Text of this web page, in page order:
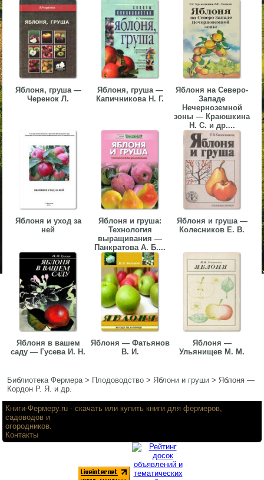
Яблоня, груша —
Черенок Л.
Яблоня, груша —
Капичникова Н. Г.
Яблоня на Северо-
Западе
Нечерноземной
зоны — Краюшкина
Н. С. и др....
Яблоня и уход за
ней
Яблоня и груша:
Технология
выращивания —
Панкратова А. Б....
Яблоня и груша —
Колесников Е. В.
Яблоня в вашем
саду — Гусева И. Н.
Яблоня — Фатьянов
В. И.
Яблоня —
Ульянищев М. М.
Библиотека Фермера> Плодоводство > Яблони и груши >Яблоня —
Кордон Р. Я. и др.
▼
Книги-Фермеру.ru - скачать или купить книги для фермеров,
садоводов и
огородников.
Контакты